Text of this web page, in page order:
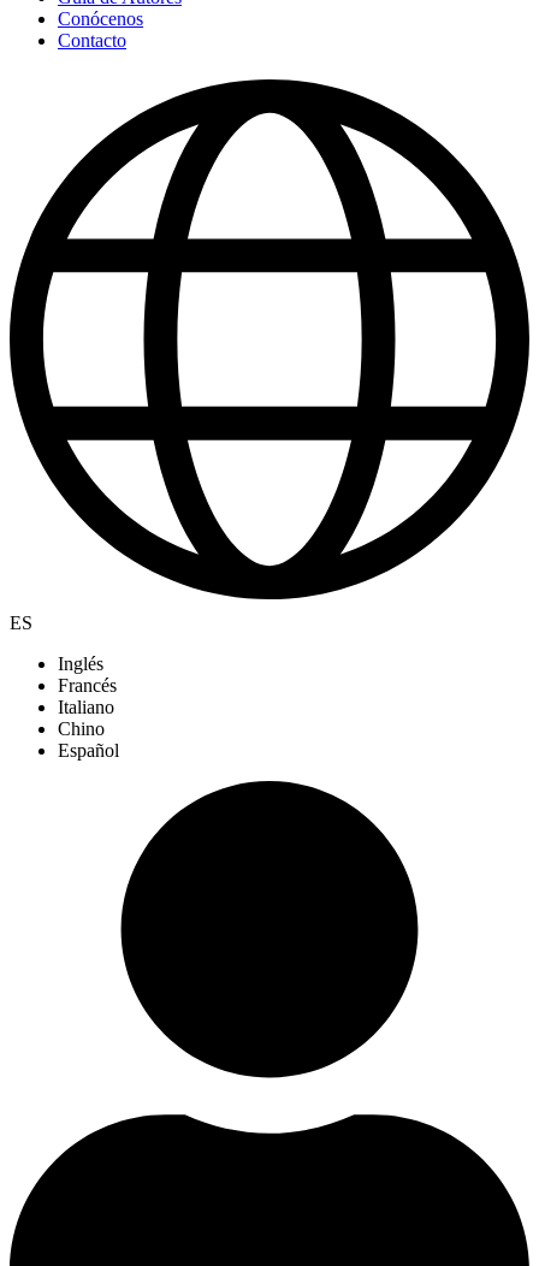
Conócenos
Contacto
ES
Inglés
Francés
Italiano
Chino
Español